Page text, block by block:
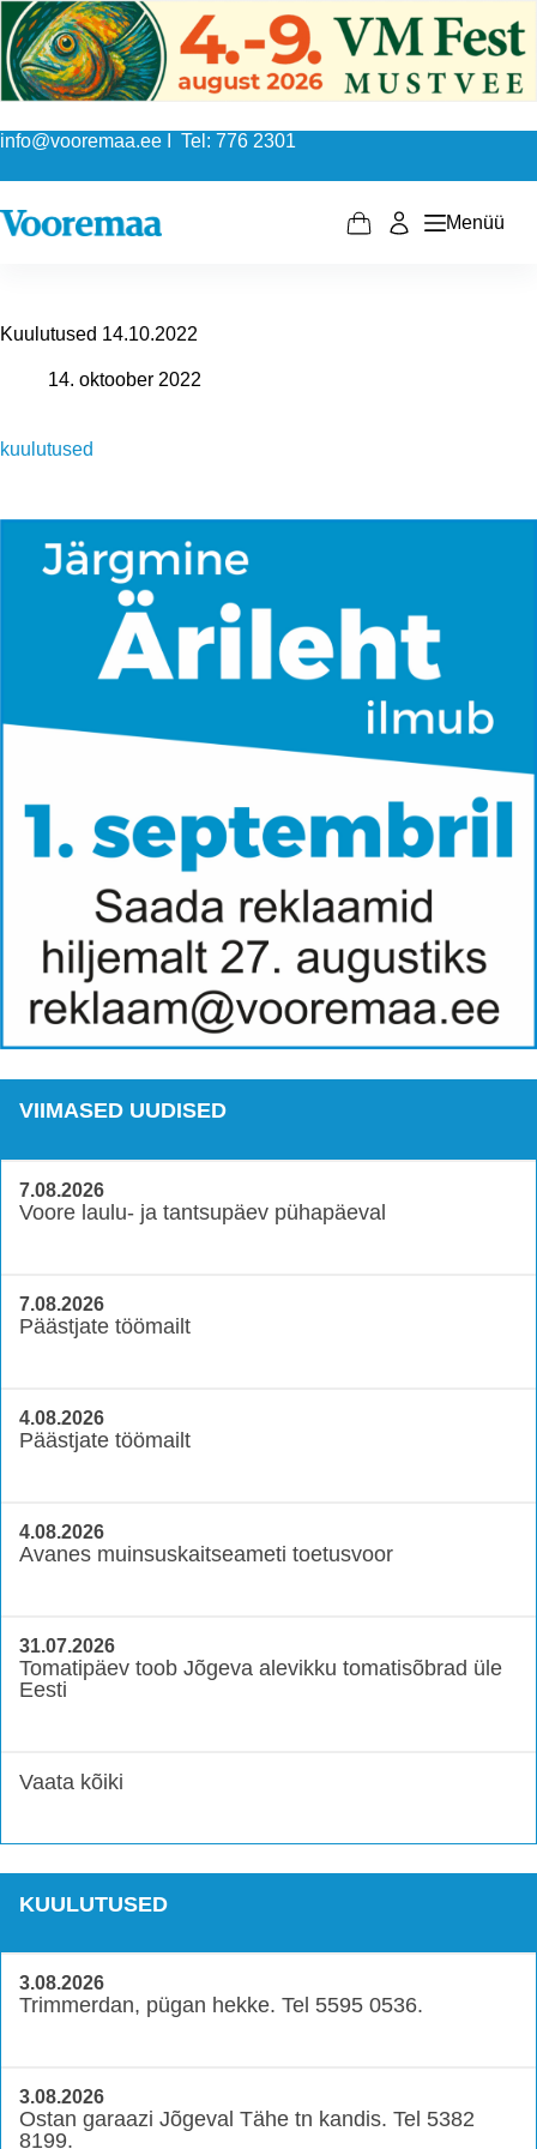
Skip
to
content
info@vooremaa.ee I Tel: 776 2301
Shopping
Menüü
Kuulutused 14.10.2022
14. oktoober 2022
kuulutused
VIIMASED UUDISED
7.08.2026
Voore laulu- ja tantsupäev pühapäeval
7.08.2026
Päästjate töömailt
4.08.2026
Päästjate töömailt
4.08.2026
Avanes muinsuskaitseameti toetusvoor
31.07.2026
Tomatipäev toob Jõgeva alevikku tomatisõbrad üle
Eesti
Vaata kõiki
KUULUTUSED
3.08.2026
Trimmerdan, pügan hekke. Tel 5595 0536.
3.08.2026
Ostan garaazi Jõgeval Tähe tn kandis. Tel 5382
8199.